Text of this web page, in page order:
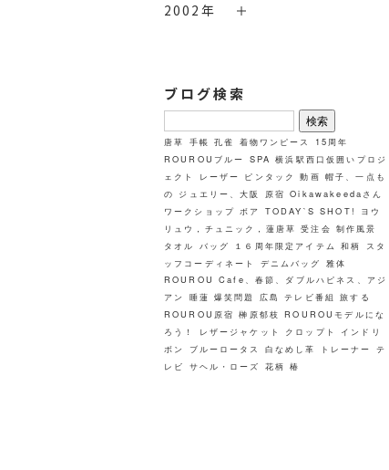
2002年
ブログ検索
検
索:
唐草 手帳 孔雀 着物ワンピース
15周年
ROUROUブルー SPA 横浜駅西口仮囲いプロジ
ェクト
レーザー ピンタック 動画 帽子、一点も
の ジュエリー、大阪 原宿 Oikawakeedaさん
ワークショップ ボア TODAY`S SHOT!
ヨウ
リュウ，チュニック，蓮唐草 受注会 制作風景
タオル バッグ １６周年限定アイテム 和柄
スタ
ッフコーディネート
デニムバッグ 雅体
ROUROU Cafe、春節、ダブルハピネス、アジ
アン
睡蓮 爆笑問題 広島 テレビ番組 旅する
ROUROU原宿 榊原郁枝 ROUROUモデルにな
ろう！
レザージャケット クロップト
インドリ
ボン
ブルーロータス 白なめし革 トレーナー テ
レビ サヘル・ローズ 花柄 椿